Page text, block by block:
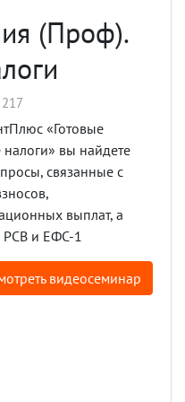
(Проф).
217
«Готовые
вы найдете
связанные с
выплат, а
РСВ и ЕФС-1
видеосеминар